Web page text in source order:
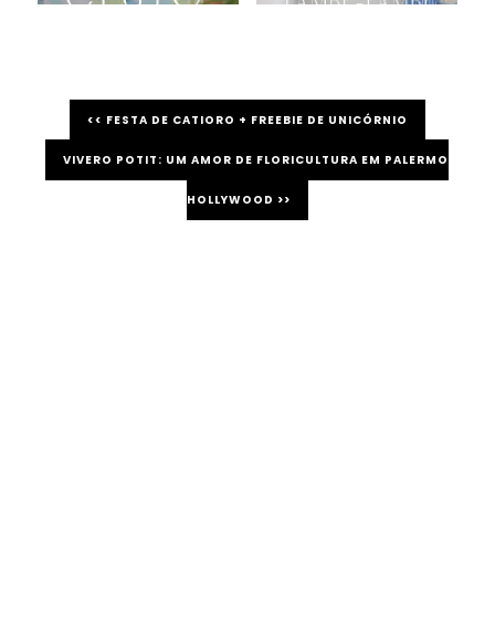
<< FESTA DE CATIORO + FREEBIE DE UNICÓRNIO
VIVERO POTIT: UM AMOR DE FLORICULTURA EM PALERMO
HOLLYWOOD >>